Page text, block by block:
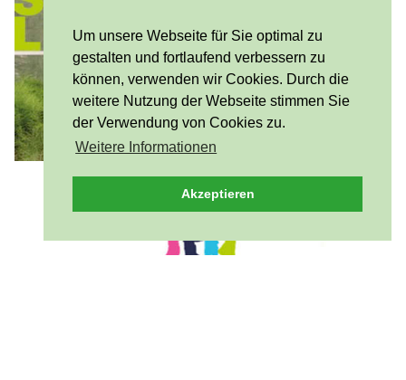
Um unsere Webseite für Sie optimal zu
gestalten und fortlaufend verbessern zu
können, verwenden wir Cookies. Durch die
weitere Nutzung der Webseite stimmen Sie
der Verwendung von Cookies zu.
Weitere Informationen
Akzeptieren